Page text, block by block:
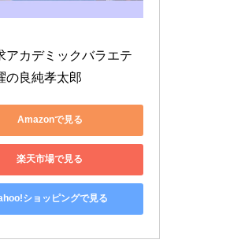
アカデミックバラエテ
の良純孝太郎
Amazonで見る
楽天市場で見る
ショッピングで見る